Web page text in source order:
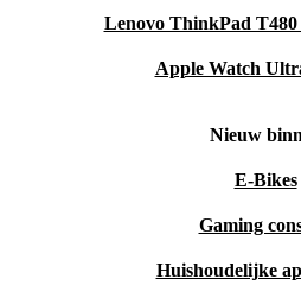
Lenovo ThinkPad T480
Apple Watch
Nieuw
E-Bikes
Gaming
Huishoudelijke